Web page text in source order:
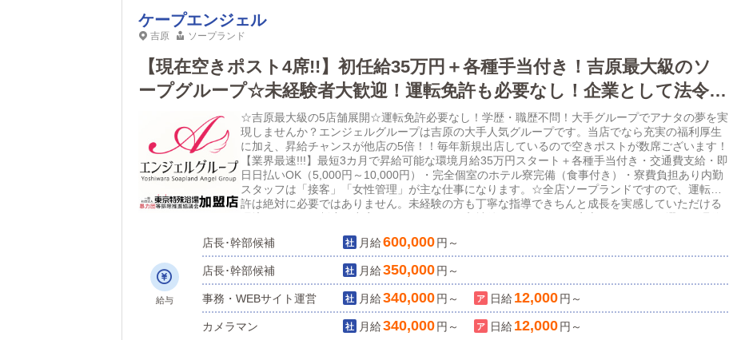
ケープエンジェル
吉原 ソープランド
【現在空きポスト4席!!】初任給35万円＋各種手当付き！吉原最大級のソ
ープグループ☆未経験者大歓迎！運転免許も必要なし！企業として法令遵
守のホワイト環境。明確なキャリアップ制度でやりがい抜群です！
☆吉原最大級の5店舗展開☆運転免許必要なし！学歴・職歴不問！大手グループでアナタの夢を実
現しませんか？エンジェルグループは吉原の大手人気グループです。当店でなら充実の福利厚生
に加え、昇給チャンスが他店の5倍！！毎年新規出店しているので空きポストが数席ございます！
【業界最速!!!】最短3カ月で昇給可能な環境月給35万円スタート＋各種手当付き・交通費支給・即
日日払いOK（5,000円～10,000円）・完全個室のホテル寮完備（食事付き）・寮費負担あり内勤
スタッフは「接客」「女性管理」が主な仕事になります。☆全店ソープランドですので、運転免
許は絶対に必要ではありません。未経験の方も丁寧な指導できちんと成長を実感していただける
ちの方、プライベート重視の方も働きやすくなっています。*・。*・。*・。*・。*・。*・。エン
ジェルグループでは4つのことを掲げています。『謙虚』『誠実』『明るく』『感謝』当店では経
験年数などは一切関係ありません。頑張っているスタッフをしっかり評価し、お給料として還元
しております。最大のモチベーションで働ける環境に身を置きませんか？元気いっぱいで前向き
な方大歓迎です。一緒にさらなる店舗運営拡大を目指して働きましょう！★オンライン面接
OK★LINEでのご質問OKご応募いつでもお待ちしております。（応募の際は「俺の風を見まし
た」とお伝えください）
給与
店長･幹部候補 月給600,000円～
店長･幹部候補 月給350,000円～
事務・WEBサイト運営 月給340,000円～ 日給 12,000円～
カメラマン 月給340,000円～ 日給 12,000円～